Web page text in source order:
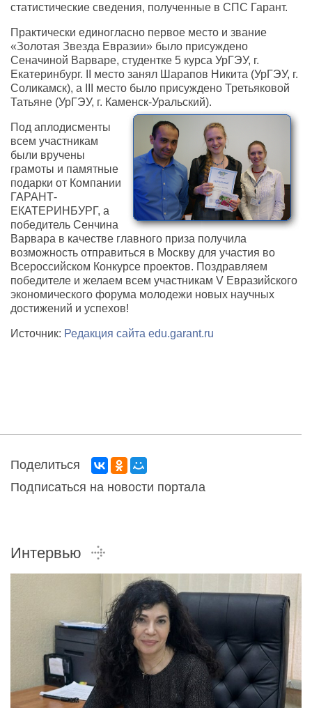
статистические сведения, полученные в СПС Гарант.
Практически единогласно первое место и звание
«Золотая Звезда Евразии» было присуждено
Сеначиной Варваре, студентке 5 курса УрГЭУ, г.
Екатеринбург. II место занял Шарапов Никита (УрГЭУ, г.
Соликамск), а III место было присуждено Третьяковой
Татьяне (УрГЭУ, г. Каменск-Уральский).
Под аплодисменты
всем участникам
были вручены
грамоты и памятные
подарки от Компании
ГАРАНТ-
ЕКАТЕРИНБУРГ, а
победитель Сенчина
Варвара в качестве главного приза получила
возможность отправиться в Москву для участия во
Всероссийском Конкурсе проектов. Поздравляем
победителе и желаем всем участникам V Евразийского
экономического форума молодежи новых научных
достижений и успехов!
Источник: Редакция сайта edu.garant.ru
Поделиться
Подписаться на новости портала
Интервью